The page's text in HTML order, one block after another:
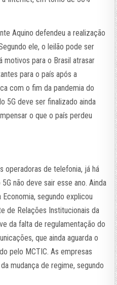
Aquino defendeu a realização
ele, o leilão pode ser
motivos para o Brasil atrasar
para o país após a
com o fim da pandemia do
5G deve ser finalizado ainda
o que o país perdeu
operadoras de telefonia, já há
não deve sair esse ano. Ainda
segundo explicou
de Relações Institucionais da
da falta de regulamentação do
que ainda aguarda o
pelo MCTIC. As empresas
mudança de regime, segundo